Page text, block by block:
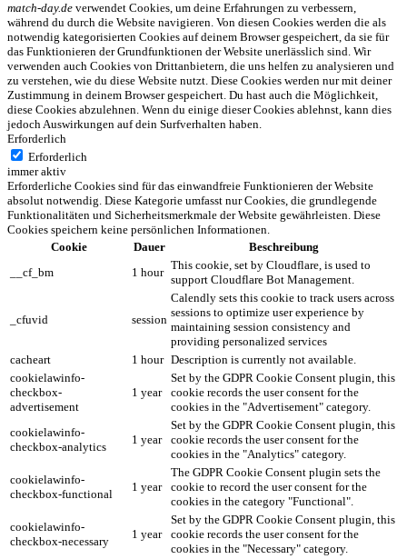
match-day.de verwendet Cookies, um deine Erfahrungen zu verbessern,
während du durch die Website navigieren. Von diesen Cookies werden die als
notwendig kategorisierten Cookies auf deinem Browser gespeichert, da sie für
das Funktionieren der Grundfunktionen der Website unerlässlich sind. Wir
verwenden auch Cookies von Drittanbietern, die uns helfen zu analysieren und
zu verstehen, wie du diese Website nutzt. Diese Cookies werden nur mit deiner
Zustimmung in deinem Browser gespeichert. Du hast auch die Möglichkeit,
diese Cookies abzulehnen. Wenn du einige dieser Cookies ablehnst, kann dies
jedoch Auswirkungen auf dein Surfverhalten haben.
Erforderlich
Erforderlich
immer aktiv
Erforderliche Cookies sind für das einwandfreie Funktionieren der Website
absolut notwendig. Diese Kategorie umfasst nur Cookies, die grundlegende
Funktionalitäten und Sicherheitsmerkmale der Website gewährleisten. Diese
Cookies speichern keine persönlichen Informationen.
Cookie
Dauer
Beschreibung
__cf_bm
1 hour
This cookie, set by Cloudflare, is used to
support Cloudflare Bot Management.
_cfuvid session
Calendly sets this cookie to track users across
sessions to optimize user experience by
maintaining session consistency and
providing personalized services
cacheart
1 hour Description is currently not available.
cookielawinfo-
checkbox-
advertisement
1 year
Set by the GDPR Cookie Consent plugin, this
cookie records the user consent for the
cookies in the "Advertisement" category.
cookielawinfo-
checkbox-analytics
1 year
Set by the GDPR Cookie Consent plugin, this
cookie records the user consent for the
cookies in the "Analytics" category.
cookielawinfo-
checkbox-functional
1 year
The GDPR Cookie Consent plugin sets the
cookie to record the user consent for the
cookies in the category "Functional".
cookielawinfo-
checkbox-necessary
1 year
Set by the GDPR Cookie Consent plugin, this
cookie records the user consent for the
cookies in the "Necessary" category.